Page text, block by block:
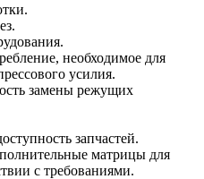
необходимое для
усилия.
замены режущих
запчастей.
матрицы для
с требованиями.